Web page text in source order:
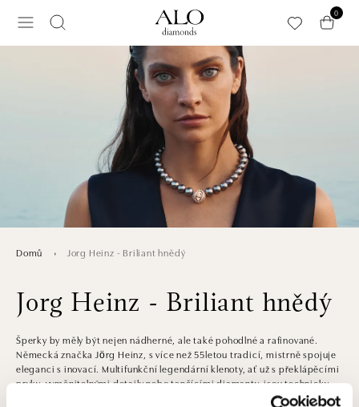
0
Domů Jorg Heinz - Briliant hnědý
Jorg Heinz - Briliant hnědý
Šperky by měly být nejen nádherné, ale také pohodlné a rafinované.
Německá značka Jörg Heinz, s více než 55letou tradicí, mistrně spojuje
eleganci s inovací. Multifunkční legendární klenoty, ať už s překlápěcími
prvky, vyměnitelnými detaily nebo tančícími diamanty, jsou technicky
dokonalá umělecká díla. Na první pohled okouzlí, na druhý překvapí.